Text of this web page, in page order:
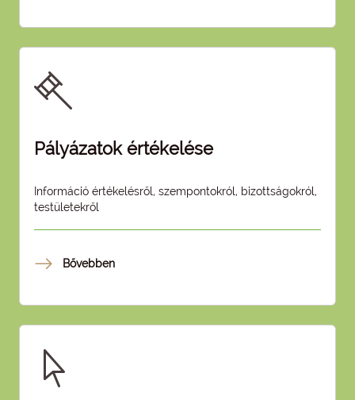
Pályázatok értékelése
Információ értékelésről, szempontokról, bizottságokról,
testületekről
Bővebben